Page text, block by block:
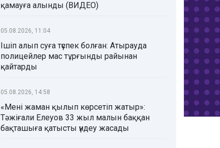
қамауға алынды (ВИДЕО)
05.08.2026, 11:04
Ішіп алып суға түспек болған: Атырауда
полицейлер мас тұрғынды райынан
қайтарды
05.08.2026, 14:58
«Мені жаман қылып көрсетіп жатыр»:
Тәжіғали Елеуов 33 жыл малын баққан
бақташыға қатысты үндеу жасады